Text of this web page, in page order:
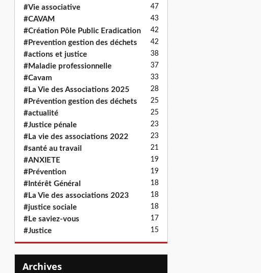
#Vie associative 47
#CAVAM 43
#Création Pôle Public Eradication 42
#Prevention gestion des déchets 42
#actions et justice 38
#Maladie professionnelle 37
#Cavam 33
#La Vie des Associations 2025 28
#Prévention gestion des déchets 25
#actualité 25
#Justice pénale 23
#La vie des associations 2022 23
#santé au travail 21
#ANXIETE 19
#Prévention 19
#Intérêt Général 18
#La Vie des associations 2023 18
#justice sociale 18
#Le saviez-vous 17
#Justice 15
Archives